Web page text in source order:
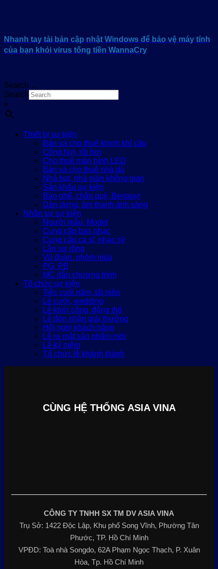
Nhanh tay tải bản cập nhật Windows để bảo vệ máy tính
của bạn khỏi virus tống tiền WannaCry
Search…
Search
×
Thiết bị sự kiện
Bán và cho thuê khinh khí cầu
Cổng hơi, rối hơi
Cho thuê màn hình LED
Bán và cho thuê nhà dù
Nhà bạt, nhà giàn không gian
Sân khấu sự kiện
Bàn ghế, chân quỳ, Benquyt
Dàn dựng, âm thanh ánh sáng
Nhân sự sự kiện
Người mẫu, Model
Cung cấp ban nhạc
Cung cấp ca sĩ, nhạc sỹ
Lân sư rồng
Vũ đoàn, nhóm múa
PG, PB
MC dẫn chương trình
Tổ chức sự kiện
Tiệc cuối năm, tất niên
Lễ cưới, wedding
Lễ khởi công, động thổ
Lễ đón nhận giải thưởng
Hội nghị khách hàng
Lễ ra mắt sản phẩm mới
Lễ kỷ niệm
Tổ chức lễ khánh thành
CÙNG HỆ THỐNG ASIA VINA
CÔNG TY TNHH SX TM DV ASIA VINA
Trụ Sở: 1422 Độc Lập, Khu phố Song Vĩnh, Phường Tân
Phước, TP. Hồ Chí Minh
VPĐD: Toà nhà Songdo, 62A Phạm Ngọc Thạch, P. Xuân
Hòa, Tp. Hồ Chí Minh